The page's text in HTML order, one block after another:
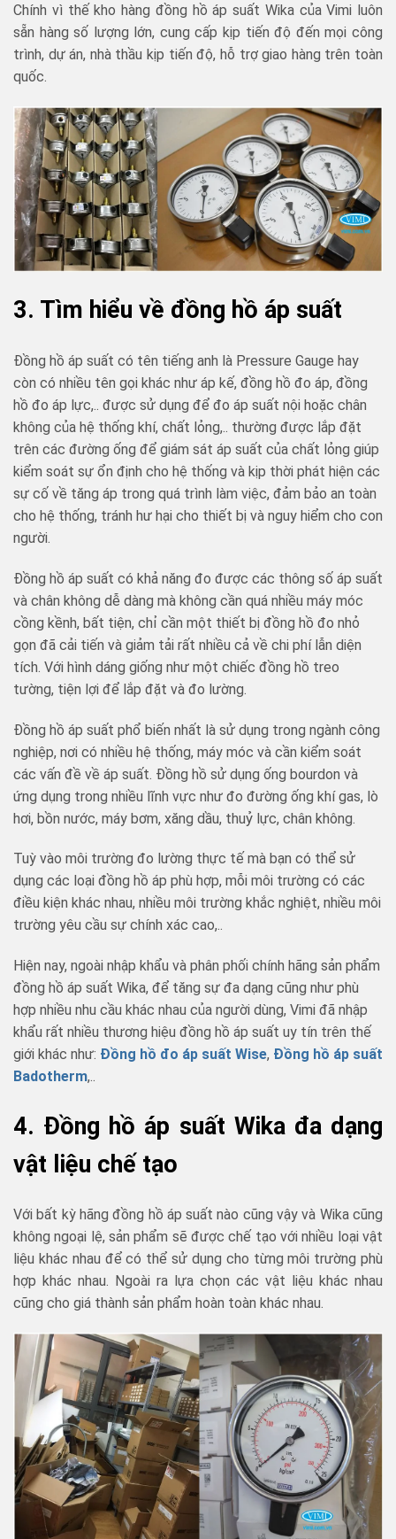
Chính vì thế kho hàng đồng hồ áp suất Wika của Vimi luôn
sẵn hàng số lượng lớn, cung cấp kịp tiến độ đến mọi công
trình, dự án, nhà thầu kịp tiến độ, hỗ trợ giao hàng trên toàn
quốc.
3. Tìm hiểu về đồng hồ áp suất
Đồng hồ áp suất có tên tiếng anh là Pressure Gauge hay
còn có nhiều tên gọi khác như áp kế, đồng hồ đo áp, đồng
hồ đo áp lực,.. được sử dụng để đo áp suất nội hoặc chân
không của hệ thống khí, chất lỏng,.. thường được lắp đặt
trên các đường ống để giám sát áp suất của chất lỏng giúp
kiểm soát sự ổn định cho hệ thống và kịp thời phát hiện các
sự cố về tăng áp trong quá trình làm việc, đảm bảo an toàn
cho hệ thống, tránh hư hại cho thiết bị và nguy hiểm cho con
người.
Đồng hồ áp suất có khả năng đo được các thông số áp suất
và chân không dễ dàng mà không cần quá nhiều máy móc
cồng kềnh, bất tiện, chỉ cần một thiết bị đồng hồ đo nhỏ
gọn đã cải tiến và giảm tải rất nhiều cả về chi phí lẫn diện
tích. Với hình dáng giống như một chiếc đồng hồ treo
tường, tiện lợi để lắp đặt và đo lường.
Đồng hồ áp suất phổ biến nhất là sử dụng trong ngành công
nghiệp, nơi có nhiều hệ thống, máy móc và cần kiểm soát
các vấn đề về áp suất. Đồng hồ sử dụng ống bourdon và
ứng dụng trong nhiều lĩnh vực như đo đường ống khí gas, lò
hơi, bồn nước, máy bơm, xăng dầu, thuỷ lực, chân không.
Tuỳ vào môi trường đo lường thực tế mà bạn có thể sử
dụng các loại đồng hồ áp phù hợp, mỗi môi trường có các
điều kiện khác nhau, nhiều môi trường khắc nghiệt, nhiều môi
trường yêu cầu sự chính xác cao,..
Hiện nay, ngoài nhập khẩu và phân phối chính hãng sản phẩm
đồng hồ áp suất Wika, để tăng sự đa dạng cũng như phù
hợp nhiều nhu cầu khác nhau của người dùng, Vimi đã nhập
khẩu rất nhiều thương hiệu đồng hồ áp suất uy tín trên thế
giới khác như: Đồng hồ đo áp suất Wise, Đồng hồ áp suất
Badotherm,..
4. Đồng hồ áp suất Wika đa dạng
vật liệu chế tạo
Với bất kỳ hãng đồng hồ áp suất nào cũng vậy và Wika cũng
không ngoại lệ, sản phẩm sẽ được chế tạo với nhiều loại vật
liệu khác nhau để có thể sử dụng cho từng môi trường phù
hợp khác nhau. Ngoài ra lựa chọn các vật liệu khác nhau
cũng cho giá thành sản phẩm hoàn toàn khác nhau.